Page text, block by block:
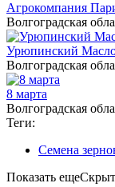
Агрокомпания
Волгоградская
Урюпинский
Волгоградская
8 марта
Волгоградская
Теги:
Семена
Показать еще